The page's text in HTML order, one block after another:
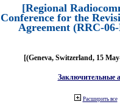
[Regional
Conference for the
Agreement (RRC-
[(Geneva, Switzerland, 15
Заключительные
Расширить все